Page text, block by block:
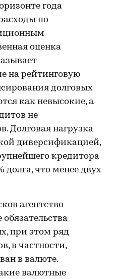
года
по
оценка
на рейтинговую
долговых
как невысокие, а
не
Долговая нагрузка
диверсификацией,
кредитора
долга, что менее двух
агентство
при этом ряд
в частности,
в валюте.
валютные